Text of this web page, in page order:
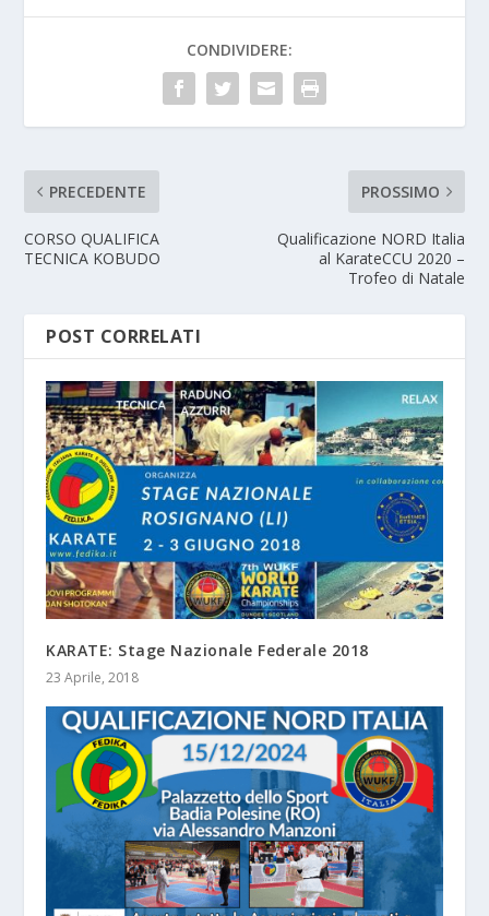
CONDIVIDERE:
PRECEDENTE
CORSO QUALIFICA
TECNICA KOBUDO
PROSSIMO
Qualificazione NORD Italia
al KarateCCU 2020 –
Trofeo di Natale
POST CORRELATI
KARATE: Stage Nazionale Federale 2018
23 Aprile, 2018